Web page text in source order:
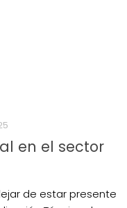
en el sector
de estar presente